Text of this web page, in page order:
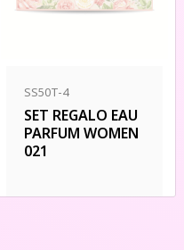
SS50T-4
SET REGALO EAU
PARFUM WOMEN
021